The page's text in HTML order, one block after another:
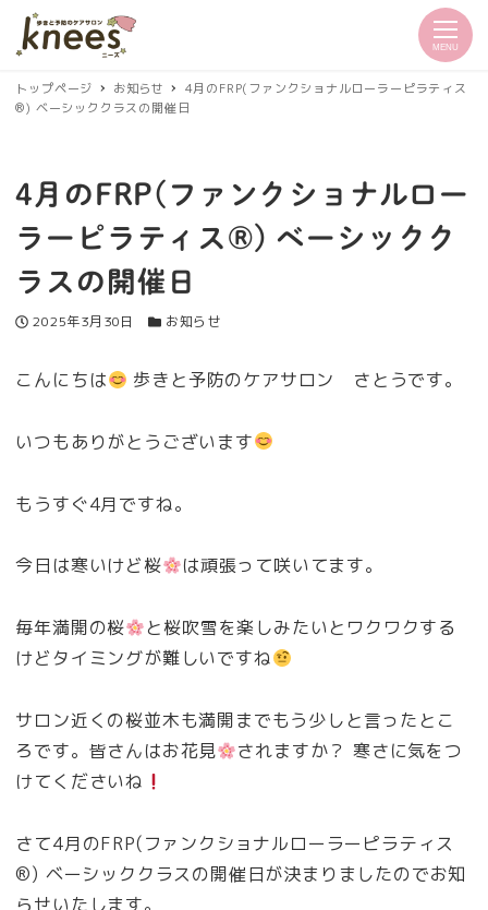
MENU
トップページ お知らせ
4月のFRP(ファンクショナルローラーピラティス
®︎) ベーシッククラスの開催日
4月のFRP(ファンクショナルロー
ラーピラティス®︎) ベーシックク
ラスの開催日
投稿日
2025年3月30日 カテゴリー
お知らせ
こんにちは 歩きと予防のケアサロン さとうです。
いつもありがとうございます
もうすぐ4月ですね。
今日は寒いけど桜 は頑張って咲いてます。
毎年満開の桜
と桜吹雪を楽しみたいとワクワクする
けどタイミングが難しいですね
サロン近くの桜並木も満開までもう少しと言ったとこ
ろです。皆さんはお花見
されますか？ 寒さに気をつ
けてくださいね
さて4月のFRP(ファンクショナルローラーピラティス
®︎) ベーシッククラスの開催日が決まりましたのでお知
らせいたします。